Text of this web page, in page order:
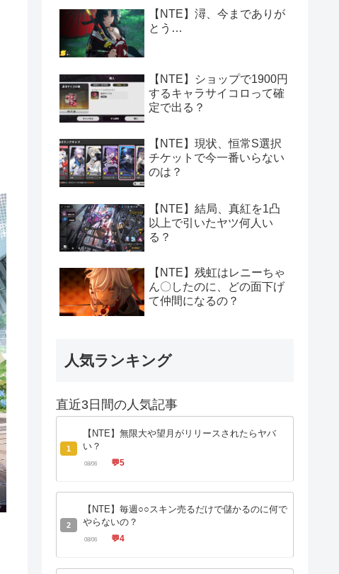
【NTE】潯、今までありが
とう…
【NTE】ショップで1900円
するキャラサイコロって確
定で出る？
【NTE】現状、恒常S選択
チケットで今一番いらない
のは？
【NTE】結局、真紅を1凸
以上で引いたヤツ何人い
る？
【NTE】残虹はレニーちゃ
ん〇したのに、どの面下げ
て仲間になるの？
人気ランキング
直近3日間の人気記事
1
【NTE】無限大や望月がリリースされたらヤバ
い？
08/06 💬5
2
【NTE】毎週○○スキン売るだけで儲かるのに何で
やらないの？
08/06 💬4